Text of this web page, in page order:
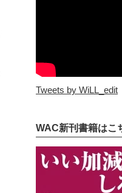
Tweets by WiLL_edit
WAC新刊書籍はこ